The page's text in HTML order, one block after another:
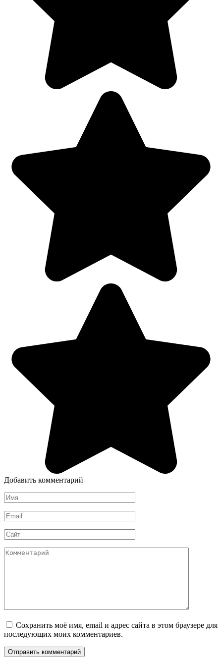
Добавить комментарий
Имя
*
Email
*
Сайт
Комментарий
Сохранить моё имя, email и адрес сайта в этом браузере для
последующих моих комментариев.